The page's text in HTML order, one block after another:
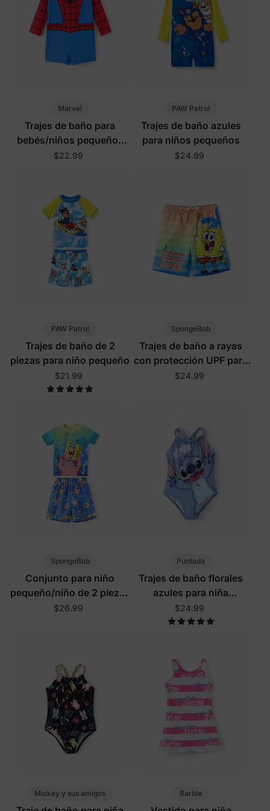
Marvel
Trajes de baño para
bebés/niños pequeños
rojos
$22.99
PAW Patrol
Trajes de baño azules
para niños pequeños
$24.99
PAW Patrol
Trajes de baño de 2
piezas para niño pequeño
$21.99
SpongeBob
Trajes de baño a rayas
con protección UPF para
niños pequeños y niños
$24.99
SpongeBob
Conjunto para niño
pequeño/niño de 2 piezas
con camiseta y
UPF50+
$26.99
Puntada
Trajes de baño florales
azules para niña
pequeña/niña con
protección UPF
$24.99
Mickey y sus amigos Barbie